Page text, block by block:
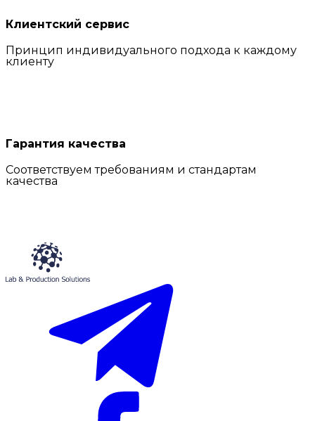
Клиентский сервис
Принцип индивидуального подхода к каждому
клиенту
Гарантия качества
Соответствуем требованиям и стандартам
качества